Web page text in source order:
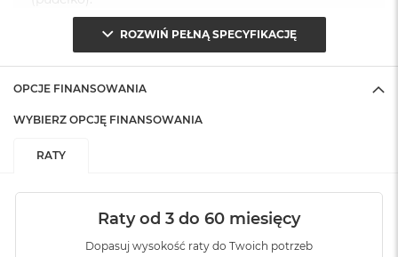
ROZWIŃ PEŁNĄ SPECYFIKACJĘ
OPCJE FINANSOWANIA
WYBIERZ OPCJĘ FINANSOWANIA
RATY
Raty od 3 do 60 miesięcy
Dopasuj wysokość raty do Twoich potrzeb